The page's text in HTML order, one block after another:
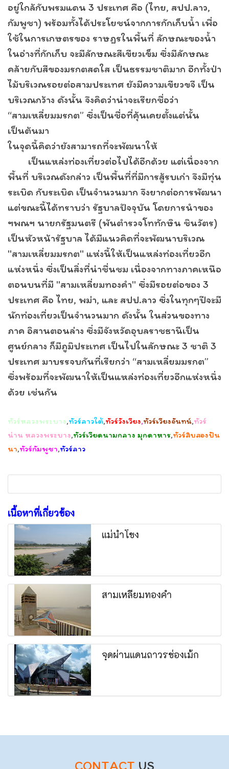
อยู่ใกล้กับพรมแดน 3 ประเทศ คือ (ไทย, สปป.ลาว,
กัมพูชา) พร้อมทั้งได้ประโยชน์จากการกักเก็บน้ำ เพื่อ
ใช้ในการเกษตรของ ราษฎรในพื้นที่ ลักษณะของน้ำ
ในอ่างที่กักเก็บ จะมีลักษณะสีเขียวเข็ม ซึ่งมีลักษณะ
คล้ายกับสีของมรกตสดใส เป็นธรรมชาติมาก อีกทั้งป่า
ไม้บริเวณรอยต่อสามประเทศ ยังมีความเขียวขจี เป็น
บริเวณกว้าง ดังนั้น จึงคิดว่าน่าจะเรียกชื่อว่า
“สามเหลี่ยมมรกต” ซึ่งเป็นชื่อที่คุ้นเคยตั้งแต่นั้น
เป็นต้นมา
ในจุดนี้คิดว่ายังสามารถที่จะพัฒนาให้
เป็นแหล่งท่องเที่ยวต่อไปได้อีกด้วย แต่เนื่องจาก
พื้นที่ บริเวณดังกล่าว เป็นพื้นที่ที่มีการสู้รบเก่า จึงมีทุ่น
ระเบิด กับระเบิด เป็นจำนวนมาก จึงยากต่อการพัฒนา
แต่ขณะนี้ได้ทราบว่า รัฐบาลปัจจุบัน โดยการนำของ
ฯพณฯ นายกรัฐมนตรี (พันตำรวจโททักษิน ชินวัตร)
เป็นหัวหน้ารัฐบาล ได้มีแนวคิดที่จะพัฒนาบริเวณ
"สามเหลี่ยมมรกต" แห่งนี้ให้เป็นแหล่งท่องเที่ยวอีก
แห่งหนึ่ง ซึ่งเป็นสิ่งที่น่าชื่นชม เนื่องจากทางภาคเหนือ
ตอนบนที่มี "สามเหลี่ยมทองคำ" ซึ่งมีรอยต่อของ 3
ประเทศ คือ ไทย, พม่า, และ สปป.ลาว ซึ่งในทุกๆปีจะมี
นักท่องเที่ยวเป็นจำนวนมาก ดังนั้น ในส่วนของทาง
ภาค อิสานตอนล่าง ซึ่งมีจังหวัดอุบลราชธานีเป็น
ศูนย์กลาง ก็มีภูมิประเทศ เป็นไปในลักษณะ 3 ชาติ 3
ประเทศ มาบรรจบกันที่เรียกว่า “สามเหลี่ยมมรกต”
ซึ่งพร้อมที่จะพัฒนาให้เป็นแหล่งท่องเที่ยวอีกแห่งหนึ่ง
ด้วย เช่นกัน
ทัวร์หลวงพระบาง,ทัวร์ลาวใต้,ทัวร์วังเวียง,ทัวร์เวียงจันทน์,ทัวร์
น่าน หลวงพระบาง,ทัวร์เวียดนามกลาง มุกดาหาร,ทัวร์สิบสองปัน
นา,ทัวร์กัมพูชา,ทัวร์ลาว
เนื้อหาที่เกี่ยวข้อง
แม่น้ำโขง
สามเหลี่ยมทองคำ
จุดผ่านแดนถาวรช่องเม้ก
CONTACT US